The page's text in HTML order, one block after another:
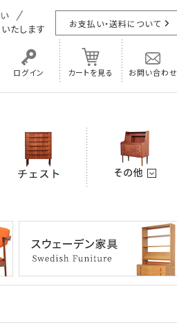
いたします お支払い・送料について
ログイン カートを見る お問い合わせ